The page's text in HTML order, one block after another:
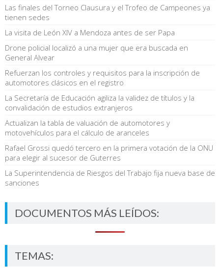
Las finales del Torneo Clausura y el Trofeo de Campeones ya
tienen sedes
La visita de León XIV a Mendoza antes de ser Papa
Drone policial localizó a una mujer que era buscada en
General Alvear
Refuerzan los controles y requisitos para la inscripción de
automotores clásicos en el registro
La Secretaría de Educación agiliza la validez de títulos y la
convalidación de estudios extranjeros
Actualizan la tabla de valuación de automotores y
motovehículos para el cálculo de aranceles
Rafael Grossi quedó tercero en la primera votación de la ONU
para elegir al sucesor de Guterres
La Superintendencia de Riesgos del Trabajo fija nueva base de
sanciones
DOCUMENTOS MÁS LEÍDOS:
TEMAS: